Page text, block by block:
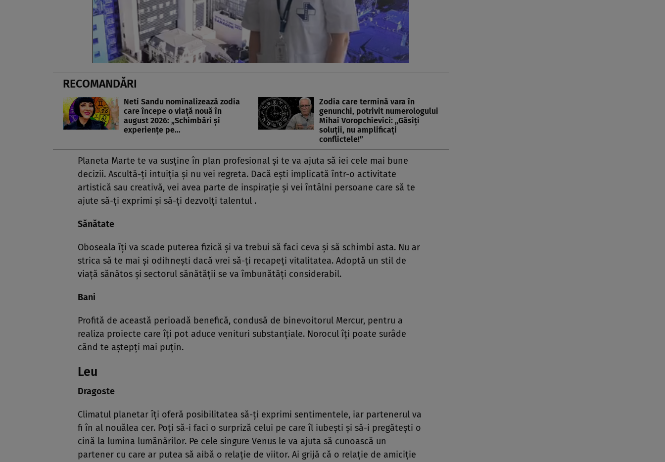
RECOMANDĂRI
Neti Sandu nominalizează zodia
care începe o viață nouă în
august 2026: „Schimbări și
experiențe pe…
Zodia care termină vara în
genunchi, potrivit numerologului
Mihai Voropchievici: „Găsiți
soluții, nu amplificați
conflictele!”
Planeta Marte te va susţine în plan profesional şi te va ajuta să iei cele mai bune
decizii. Ascultă-ţi intuiţia şi nu vei regreta. Dacă eşti implicată într-o activitate
artistică sau creativă, vei avea parte de inspiraţie şi vei întâlni persoane care să te
ajute să-ţi exprimi şi să-ţi dezvolţi talentul .
Sănătate
Oboseala îţi va scade puterea fizică şi va trebui să faci ceva şi să schimbi asta. Nu ar
strica să te mai şi odihneşti dacă vrei să-ţi recapeţi vitalitatea. Adoptă un stil de
viaţă sănătos şi sectorul sănătăţii se va îmbunătăţi considerabil.
Bani
Profită de această perioadă benefică, condusă de binevoitorul Mercur, pentru a
realiza proiecte care îţi pot aduce venituri substanţiale. Norocul îţi poate surâde
când te aştepţi mai puţin.
Leu
Dragoste
Climatul planetar îţi oferă posibilitatea să-ţi exprimi sentimentele, iar partenerul va
fi în al nouălea cer. Poţi să-i faci o surpriză celui pe care îl iubeşti şi să-i pregăteşti o
cină la lumina lumânărilor. Pe cele singure Venus le va ajuta să cunoască un
partener cu care ar putea să aibă o relaţie de viitor. Ai grijă că o relaţie de amiciţie